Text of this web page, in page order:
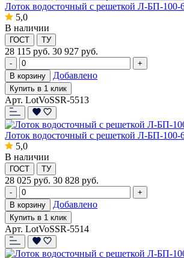
Лоток водосточный с решеткой Л-БП-100-
5,0
В наличии
ГОСТ ТУ
28 115 руб. 30 927 руб.
-
+
В корзину
Добавлено
Купить в 1 клик
Арт. LotVoSSR-5513
Лоток водосточный с решеткой Л-БП-100-
5,0
В наличии
ГОСТ ТУ
28 025 руб. 30 828 руб.
-
+
В корзину
Добавлено
Купить в 1 клик
Арт. LotVoSSR-5514